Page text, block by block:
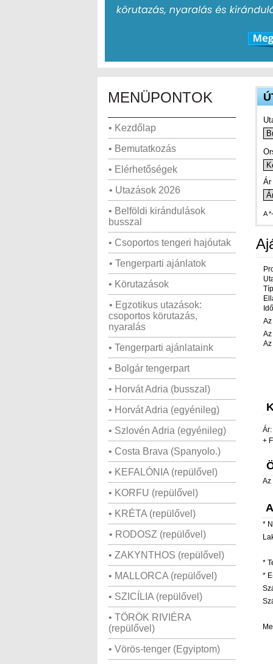
MENÜPONTOK
• Kezdőlap
• Bemutatkozás
• Elérhetőségek
• Utazások 2026
• Belföldi kirándulások
busszal
• Csoportos tengeri hajóutak
• Tengerparti ajánlatok
• Körutazások
• Egzotikus utazások:
csoportos körutazás,
nyaralás
• Tengerparti ajánlataink
• Bolgár tengerpart
• Horvát Adria (busszal)
• Horvát Adria (egyénileg)
• Szlovén Adria (egyénileg)
• Costa Brava (Spanyolo.)
• KEFALÓNIA (repülővel)
• KORFU (repülővel)
• KRÉTA (repülővel)
• RODOSZ (repülővel)
• ZAKYNTHOS (repülővel)
• MALLORCA (repülővel)
• SZICÍLIA (repülővel)
• TÖRÖK RIVIÉRA
(repülővel)
• Vörös-tenger (Egyiptom)
Ár
A
Ár:
+
Az
*
*
*